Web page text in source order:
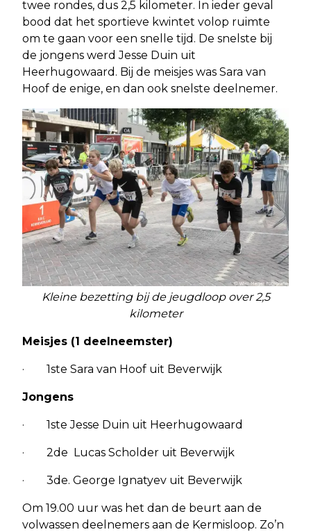
twee rondes, dus 2,5 kilometer. In ieder geval
bood dat het sportieve kwintet volop ruimte
om te gaan voor een snelle tijd. De snelste bij
de jongens werd Jesse Duin uit
Heerhugowaard. Bij de meisjes was Sara van
Hoof de enige, en dan ook snelste deelnemer.
Kleine bezetting bij de jeugdloop over 2,5
kilometer
Meisjes (1 deelneemster)
· 1ste Sara van Hoof uit Beverwijk
Jongens
· 1ste Jesse Duin uit Heerhugowaard
· 2de Lucas Scholder uit Beverwijk
· 3de. George Ignatyev uit Beverwijk
Om 19.00 uur was het dan de beurt aan de
volwassen deelnemers aan de Kermisloop. Zo’n